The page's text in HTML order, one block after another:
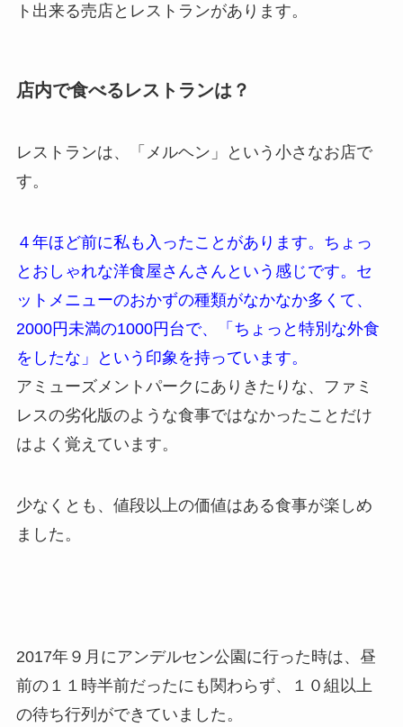
ト出来る売店とレストランがあります。
店内で食べるレストランは？
レストランは、「メルヘン」という小さなお店で
す。
４年ほど前に私も入ったことがあります。ちょっ
とおしゃれな洋食屋さんさんという感じです。セ
ットメニューのおかずの種類がなかなか多くて、
2000円未満の1000円台で、「ちょっと特別な外食
をしたな」という印象を持っています。
アミューズメントパークにありきたりな、ファミ
レスの劣化版のような食事ではなかったことだけ
はよく覚えています。
少なくとも、値段以上の価値はある食事が楽しめ
ました。
2017年９月にアンデルセン公園に行った時は、昼
前の１１時半前だったにも関わらず、１０組以上
の待ち行列ができていました。